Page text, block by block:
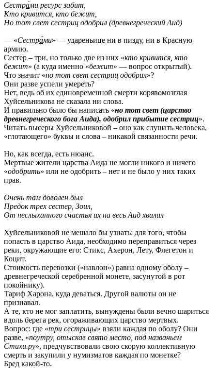
Сестра́ми ресурс забит,
Кто кривится, кто бежит,
Но тот свет сестриц одобрил (древнегреческий Аид)
— «Сестра́ми» — удареньице ни в пизду, ни в Красную
армию.
Сестер – три, но только две из них «кто кривится, кто
бежит» (а куда именно «бежит» — вопрос открытый).
Что значит «но тот свет сестриц одобрил»?
Они разве успели умереть?
Нет, ведь об их единовременной смерти корявомозглая
Хуйсельникова не сказала ни слова.
И правильно было бы написать «но тот свет (царство
древнегреческого бога Аида), одобрил прибытие сестриц».
Читать высеры Хуйсельниковой – оно как слушать человека,
«глотающего» буквы и слова – никакой связанности речи.
Но, как всегда, есть нюанс.
Мертвые жители царства Аида не могли никого и ничего
«одобрить» или не одобрить – нет и не было у них таких
прав.
Очень там доволен был
Предок трех сестер, Зоил,
От неслыханного счастья их на весь Аид хвалил
Хуйсельниковой не мешало бы узнать: для того, чтобы
попасть в царство Аида, необходимо переправиться через
реки, окружающие его: Стикс, Ахерон, Лету, Флегетон и
Коцит.
Стоимость перевозки («навлон») равна одному оболу –
древнегреческой серебренной монете, засунутой в рот
покойнику).
Тариф Харона, куда деваться. Другой валюты он не
признавал.
А те, кто не мог заплатить, вынуждены были вечно шариться
вдоль берега рек, огораживающих царство мертвых.
Вопрос: где «три сестрицы» взяли каждая по оболу? Они
разве, «поутру, отыскав свято место, под названьем
Стихи.ру», предчувствовали свою скорую коллективную
смерть и закупили у нумизматов каждая по монетке?
Бред какой-то.